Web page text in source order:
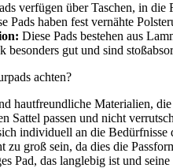
verfügen über Taschen, in
Pads haben fest vernähte
Diese Pads bestehen aus
besonders gut und sind
achten?
hautfreundliche Materialien,
Sattel passen und nicht
individuell an die Bedürfnisse
groß sein, da dies die
Pad, das langlebig ist und